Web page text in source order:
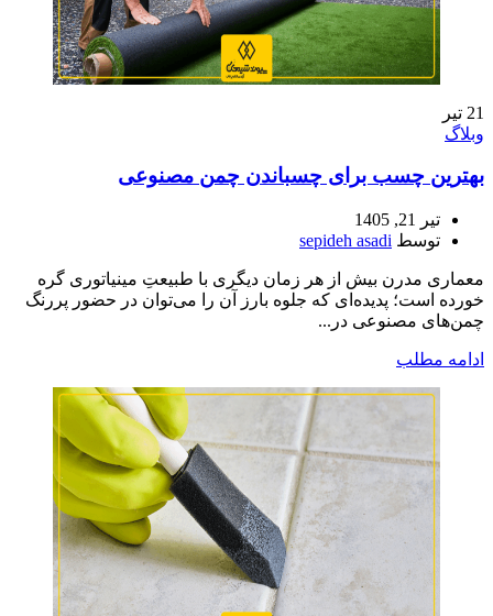
21 تیر
وبلاگ
بهترین چسب برای چسباندن چمن مصنوعی
تیر 21, 1405
توسط sepideh asadi
معماری مدرن بیش از هر زمان دیگری با طبیعتِ مینیاتوری گره
خورده است؛ پدیده‌ای که جلوه بارز آن را می‌توان در حضور پررنگ
چمن‌های مصنوعی در...
ادامه مطلب